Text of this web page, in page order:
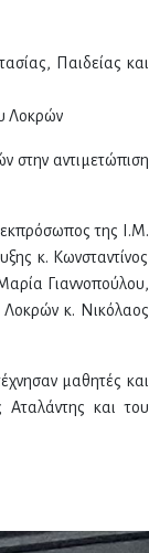
Παιδείας και
Λοκρών
στην αντιμετώπιση
εκπρόσωπος της Ι.Μ.
κ. Κωνσταντίνος
Γιαννοπούλου,
κ. Νικόλαος
μαθητές και
Αταλάντης και του